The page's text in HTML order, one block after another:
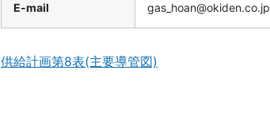
E-mail gas_hoan@okiden.co.jp
供給計画第8表(主要導管図)